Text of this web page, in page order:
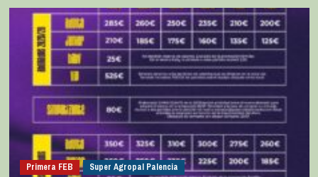
Primera FEB Super Agropal Palencia